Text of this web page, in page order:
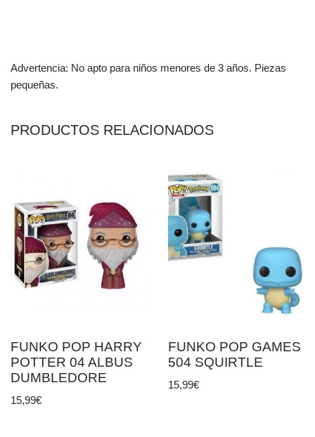
Advertencia: No apto para niños menores de 3 años. Piezas
pequeñas.
PRODUCTOS RELACIONADOS
FUNKO POP HARRY
POTTER 04 ALBUS
DUMBLEDORE
15,99€
FUNKO POP GAMES
504 SQUIRTLE
15,99€